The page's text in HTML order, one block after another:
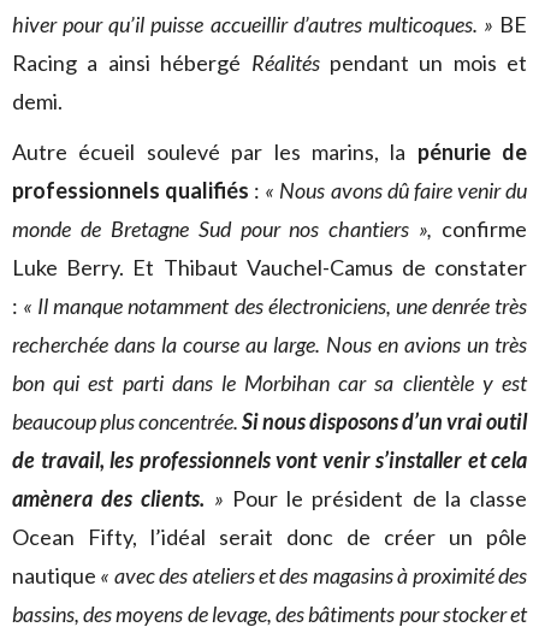
hiver pour qu’il puisse accueillir d’autres multicoques. » BE
Racing a ainsi hébergé Réalités pendant un mois et
demi.
Autre écueil soulevé par les marins, la pénurie de
professionnels qualifiés : « Nous avons dû faire venir du
monde de Bretagne Sud pour nos chantiers », confirme
Luke Berry. Et Thibaut Vauchel-Camus de constater
: « Il manque notamment des électroniciens, une denrée très
recherchée dans la course au large. Nous en avions un très
bon qui est parti dans le Morbihan car sa clientèle y est
beaucoup plus concentrée.Si nous disposons d’un vrai outil
de travail, les professionnels vont venir s’installer et cela
amènera des clients. » Pour le président de la classe
Ocean Fifty, l’idéal serait donc de créer un pôle
nautique « avec des ateliers et des magasins à proximité des
bassins, des moyens de levage, des bâtiments pour stocker et